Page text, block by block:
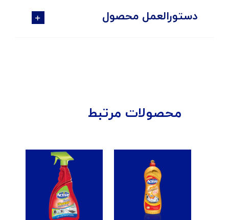
دستورالعمل محصول
محصولات مرتبط